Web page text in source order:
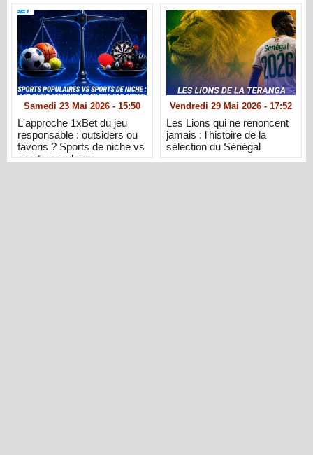
Samedi 23 Mai 2026 - 15:50
L'approche 1xBet du jeu
responsable : outsiders ou
favoris ? Sports de niche vs
sports populaires
Vendredi 29 Mai 2026 - 17:52
Les Lions qui ne renoncent
jamais : l'histoire de la
sélection du Sénégal